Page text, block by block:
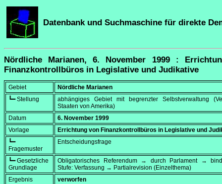
Datenbank und Suchmaschine für direkte
Nördliche Marianen, 6. November 1999 :
Finanzkontrollbüros in Legislative und Judikative
Gebiet
Nördliche Marianen
┗━ Stellung
abhängiges Gebiet mit begrenzter Selbstverwaltung
Staaten von Amerika)
Datum
6. November 1999
Vorlage
Errichtung von Finanzkontrollbüros in Legislative und
┗━
Fragemuster
Entscheidungsfrage
┗━ Gesetzliche
Grundlage
Obligatorisches Referendum → durch Parlament →
Stufe: Verfassung → Partialrevision (Einzelthema)
Ergebnis
verworfen